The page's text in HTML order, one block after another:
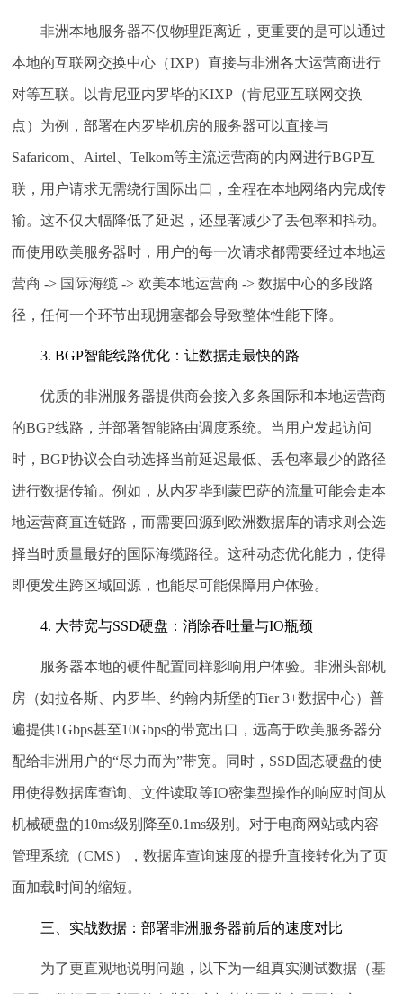
非洲本地服务器不仅物理距离近，更重要的是可以通过
本地的互联网交换中心（IXP）直接与非洲各大运营商进行
对等互联。以肯尼亚内罗毕的KIXP（肯尼亚互联网交换
点）为例，部署在内罗毕机房的服务器可以直接与
Safaricom、Airtel、Telkom等主流运营商的内网进行BGP互
联，用户请求无需绕行国际出口，全程在本地网络内完成传
输。这不仅大幅降低了延迟，还显著减少了丢包率和抖动。
而使用欧美服务器时，用户的每一次请求都需要经过本地运
营商 -> 国际海缆 -> 欧美本地运营商 -> 数据中心的多段路
径，任何一个环节出现拥塞都会导致整体性能下降。
3. BGP智能线路优化：让数据走最快的路
优质的非洲服务器提供商会接入多条国际和本地运营商
的BGP线路，并部署智能路由调度系统。当用户发起访问
时，BGP协议会自动选择当前延迟最低、丢包率最少的路径
进行数据传输。例如，从内罗毕到蒙巴萨的流量可能会走本
地运营商直连链路，而需要回源到欧洲数据库的请求则会选
择当时质量最好的国际海缆路径。这种动态优化能力，使得
即便发生跨区域回源，也能尽可能保障用户体验。
4. 大带宽与SSD硬盘：消除吞吐量与IO瓶颈
服务器本地的硬件配置同样影响用户体验。非洲头部机
房（如拉各斯、内罗毕、约翰内斯堡的Tier 3+数据中心）普
遍提供1Gbps甚至10Gbps的带宽出口，远高于欧美服务器分
配给非洲用户的“尽力而为”带宽。同时，SSD固态硬盘的使
用使得数据库查询、文件读取等IO密集型操作的响应时间从
机械硬盘的10ms级别降至0.1ms级别。对于电商网站或内容
管理系统（CMS），数据库查询速度的提升直接转化为了页
面加载时间的缩短。
三、实战数据：部署非洲服务器前后的速度对比
为了更直观地说明问题，以下为一组真实测试数据（基